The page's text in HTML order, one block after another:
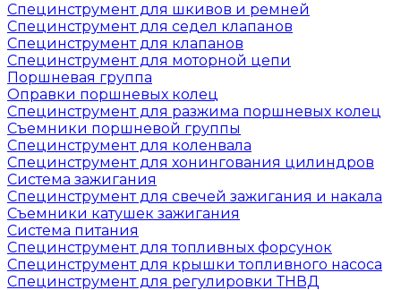
Специнструмент для шкивов и ремней
Специнструмент для седел клапанов
Специнструмент для клапанов
Специнструмент для моторной цепи
Поршневая группа
Оправки поршневых колец
Специнструмент для разжима поршневых колец
Съемники поршневой группы
Специнструмент для коленвала
Специнструмент для хонингования цилиндров
Система зажигания
Специнструмент для свечей зажигания и накала
Съемники катушек зажигания
Система питания
Специнструмент для топливных форсунок
Специнструмент для крышки топливного насоса
Специнструмент для регулировки ТНВД